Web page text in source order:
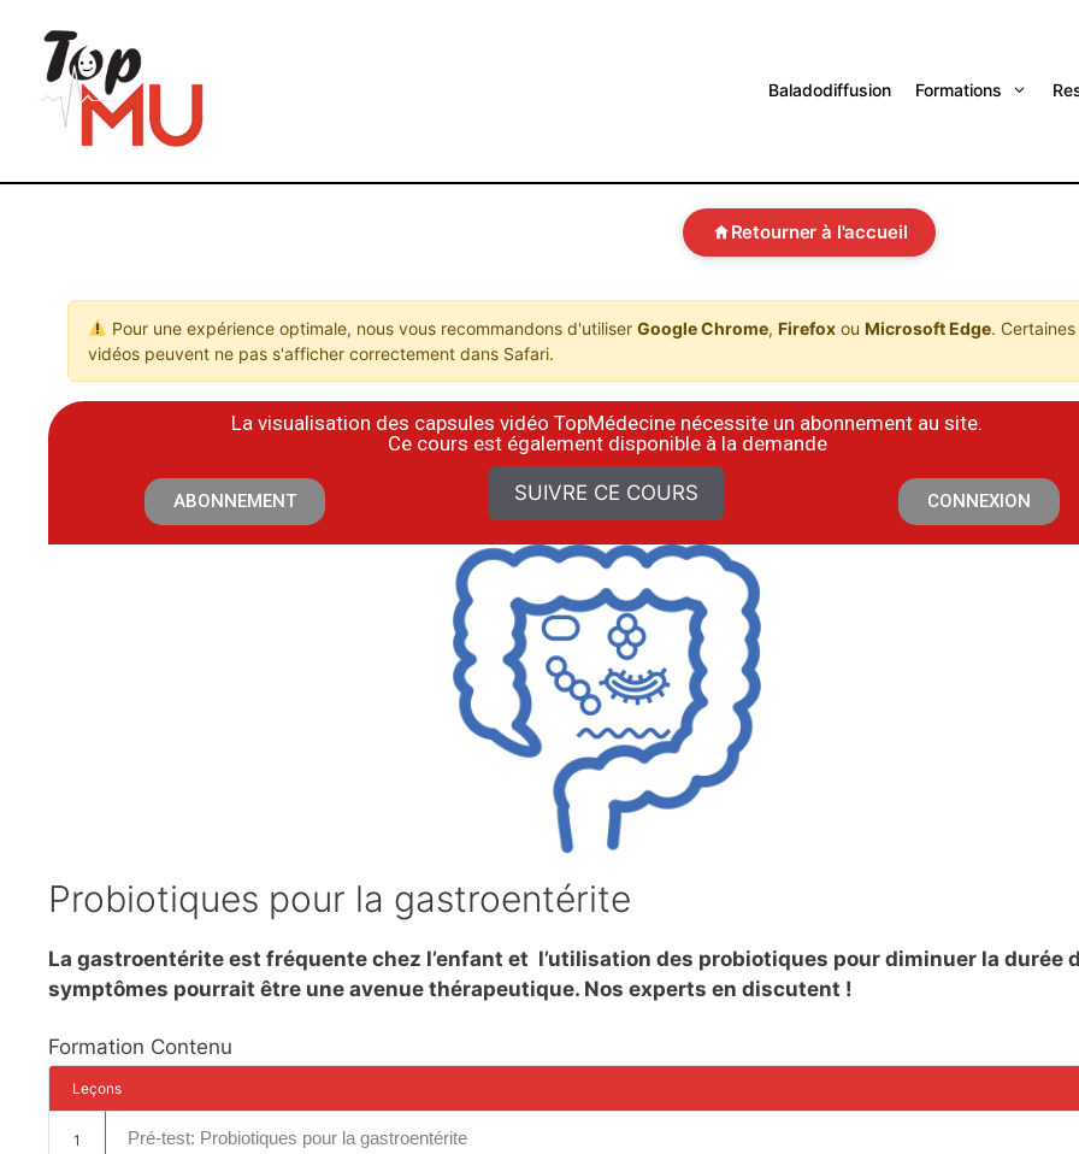
Baladodiffusion Formations
Retourner à l'accueil
Pour une expérience optimale, nous vous recommandons d'utiliser Google Chrome, Firefoxou Microsoft Edge. Certaines
vidéos peuvent ne pas s'afficher correctement dans Safari.
La visualisation des capsules vidéo TopMédecine nécessite un abonnement au site.
​Ce cours est également disponible à la demande
ABONNEMENT SUIVRE CE COURS CONNEXION
Probiotiques pour la gastroentérite
La gastroentérite est fréquente chez l’enfant et l’utilisation des probiotiques pour diminuer la durée
symptômes pourrait être une avenue thérapeutique. Nos experts en discutent !
Formation Contenu
Leçons
1 Pré-test: Probiotiques pour la gastroentérite